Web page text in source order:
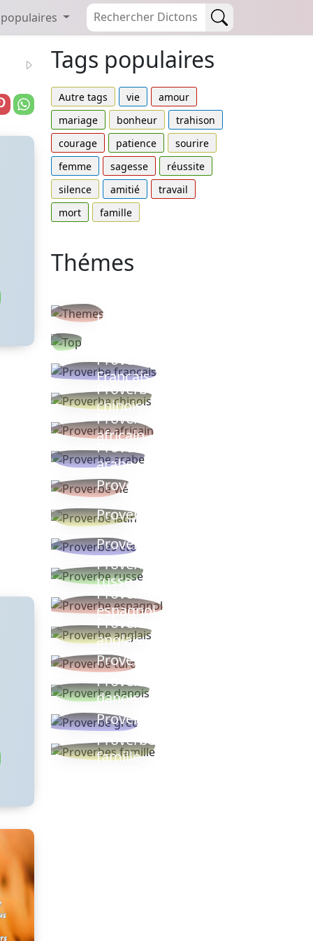
Tags populaires
Autre tags vie
amour
mariage
bonheur
trahison
courage
patience
sourire
femme
sagesse
réussite
silence
amitié
travail
mort
famille
Thémes
thèmes
Proverbe
Français
Proverbe
chinois
Proverbe
africain
Proverbe
arabe
Proverbe vie
Proverbe latin
Proverbes ete
Proverbe
russe
Proverbe
espagnol
Proverbe
anglais
Proverbe turc
Proverbe
danois
Proverbe grec
Proverbes
famille